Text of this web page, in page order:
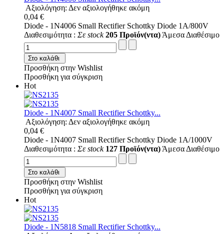
Αξιολόγηση: Δεν αξιολογήθηκε ακόμη
0,04 €
Diode - 1N4006 Small Rectifier Schottky Diode 1A/800V
Διαθεσιμότητα : Σε stock 205 Προϊόν(ντα) Άμεσα Διαθέσιμο
Στο καλάθι
Προσθήκη στην Wishlist
Προσθήκη για σύγκριση
Hot
Diode - 1N4007 Small Rectifier Schottky...
Αξιολόγηση: Δεν αξιολογήθηκε ακόμη
0,04 €
Diode - 1N4007 Small Rectifier Schottky Diode 1A/1000V
Διαθεσιμότητα : Σε stock 127 Προϊόν(ντα) Άμεσα Διαθέσιμο
Στο καλάθι
Προσθήκη στην Wishlist
Προσθήκη για σύγκριση
Hot
Diode - 1N5818 Small Rectifier Schottky...